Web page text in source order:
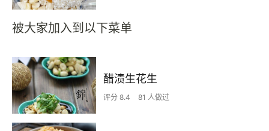
被大家加入到以下菜单
醋渍生花生
评分 8.4 81 人做过